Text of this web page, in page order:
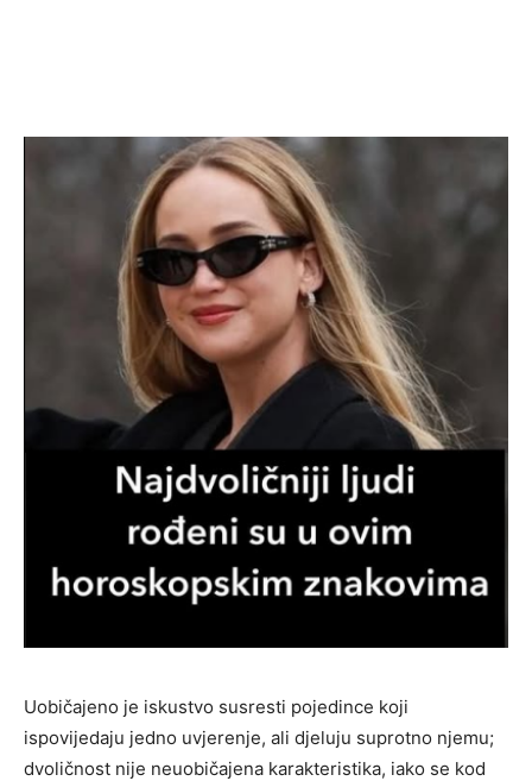
Uobičajeno je iskustvo susresti pojedince koji
ispovijedaju jedno uvjerenje, ali djeluju suprotno njemu;
dvoličnost nije neuobičajena karakteristika, iako se kod